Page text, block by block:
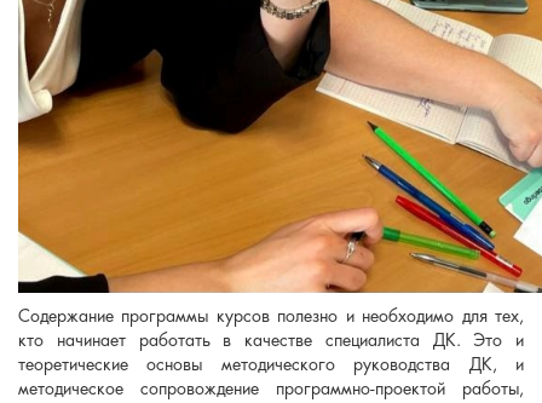
Содержание программы курсов полезно и необходимо для тех,
кто начинает работать в качестве специалиста ДК. Это и
теоретические основы методического руководства ДК, и
методическое сопровождение программно-проектой работы,